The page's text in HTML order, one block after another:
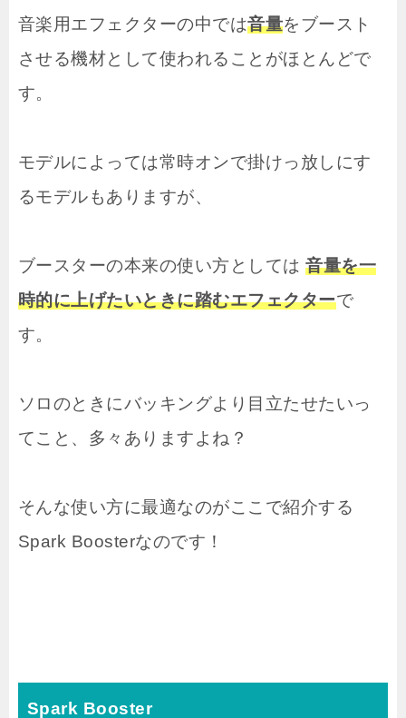
音楽用エフェクターの中では音量をブースト
させる機材として使われることがほとんどで
す。
モデルによっては常時オンで掛けっ放しにす
るモデルもありますが、
ブースターの本来の使い方としては音量を一
時的に上げたいときに踏むエフェクターで
す。
ソロのときにバッキングより目立たせたいっ
てこと、多々ありますよね？
そんな使い方に最適なのがここで紹介する
Spark Boosterなのです！
Spark Booster